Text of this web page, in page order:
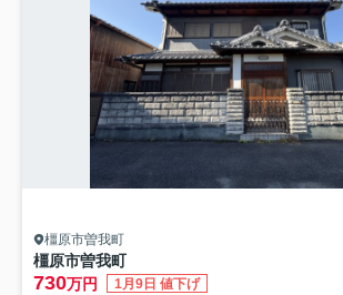
橿原市曽我町
橿原市曽我町
730万円 1月9日 値下げ